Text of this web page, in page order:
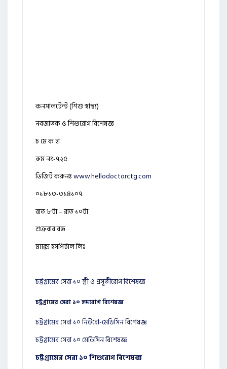
কনসালটেন্ট (শিশু স্বাস্থ্য)
নবজাতক ও শিশুরোগ বিশেষজ্ঞ
চ মে ক হা
রুম নং-৭২৫
ভিজিট করুনঃwww.hellodoctorctg.com
০১৮১৩-৩১৪১০৭
রাত ৮টা – রাত ১০টা
শুক্রবার বন্ধ
ম্যাক্স হসপিটাল লিঃ
চট্টগ্রামের সেরা ১০ স্ত্রী ও প্রসূতীরোগ বিশেষজ্ঞ
চট্টগ্রামের সেরা ১০ হৃদরোগ বিশেষজ্ঞ
চট্টগ্রামের সেরা ১০ নিউরো-মেডিসিন বিশেষজ্ঞ
চট্টগ্রামের সেরা ১০ মেডিসিন বিশেষজ্ঞ
চট্টগ্রামের সেরা ১০ শিশুরোগ বিশেষজ্ঞ